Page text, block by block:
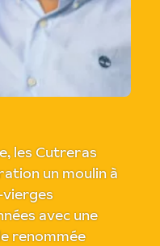
les Cutreras
un moulin à
avec une
renommée